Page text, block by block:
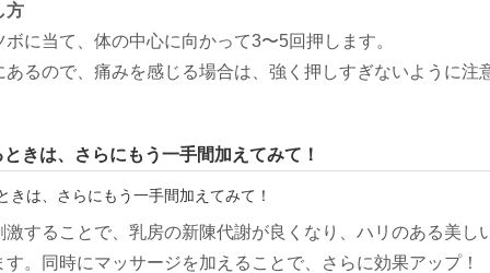
方
に当て、体の中心に向かって3〜5回押します。
あるので、痛みを感じる場合は、強く押しすぎないように注
きは、さらにもう一手間加えてみて！
激することで、乳房の新陳代謝が良くなり、ハリのある美し
。同時にマッサージを加えることで、さらに効果アップ！